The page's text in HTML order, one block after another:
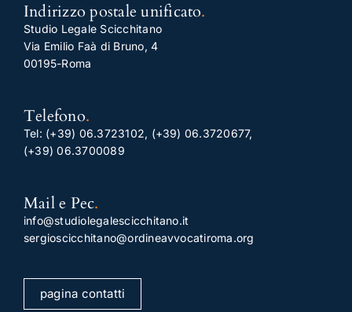
Indirizzo postale unificato.
Studio Legale Scicchitano
Via Emilio Faà di Bruno, 4
00195-Roma
Telefono.
Tel: (+39) 06.3723102, (+39) 06.3720677,
(+39) 06.3700089
Mail e Pec.
info@studiolegalescicchitano.it
sergioscicchitano@ordineavvocatiroma.org
pagina contatti